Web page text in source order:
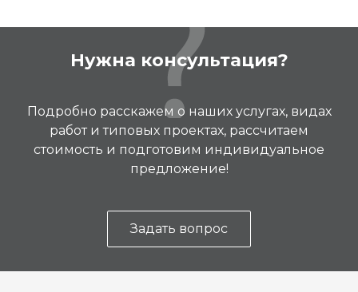
Нужна консультация?
Подробно расскажем о наших услугах, видах
работ и типовых проектах, рассчитаем
стоимость и подготовим индивидуальное
предложение!
Задать вопрос